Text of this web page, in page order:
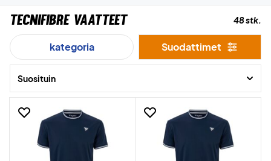
Tecnifibre Vaatteet 48 stk.
kategoria Suodattimet
Suosituin